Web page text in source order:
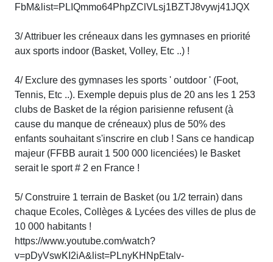
FbM&list=PLIQmmo64PhpZClVLsj1BZTJ8vywj41JQX
3/ Attribuer les créneaux dans les gymnases en priorité
aux sports indoor (Basket, Volley, Etc ..) !
4/ Exclure des gymnases les sports ' outdoor ' (Foot,
Tennis, Etc ..). Exemple depuis plus de 20 ans les 1 253
clubs de Basket de la région parisienne refusent (à
cause du manque de créneaux) plus de 50% des
enfants souhaitant s'inscrire en club ! Sans ce handicap
majeur (FFBB aurait 1 500 000 licenciées) le Basket
serait le sport # 2 en France !
5/ Construire 1 terrain de Basket (ou 1/2 terrain) dans
chaque Ecoles, Collèges & Lycées des villes de plus de
10 000 habitants !
https://www.youtube.com/watch?
v=pDyVswKI2iA&list=PLnyKHNpEtalv-